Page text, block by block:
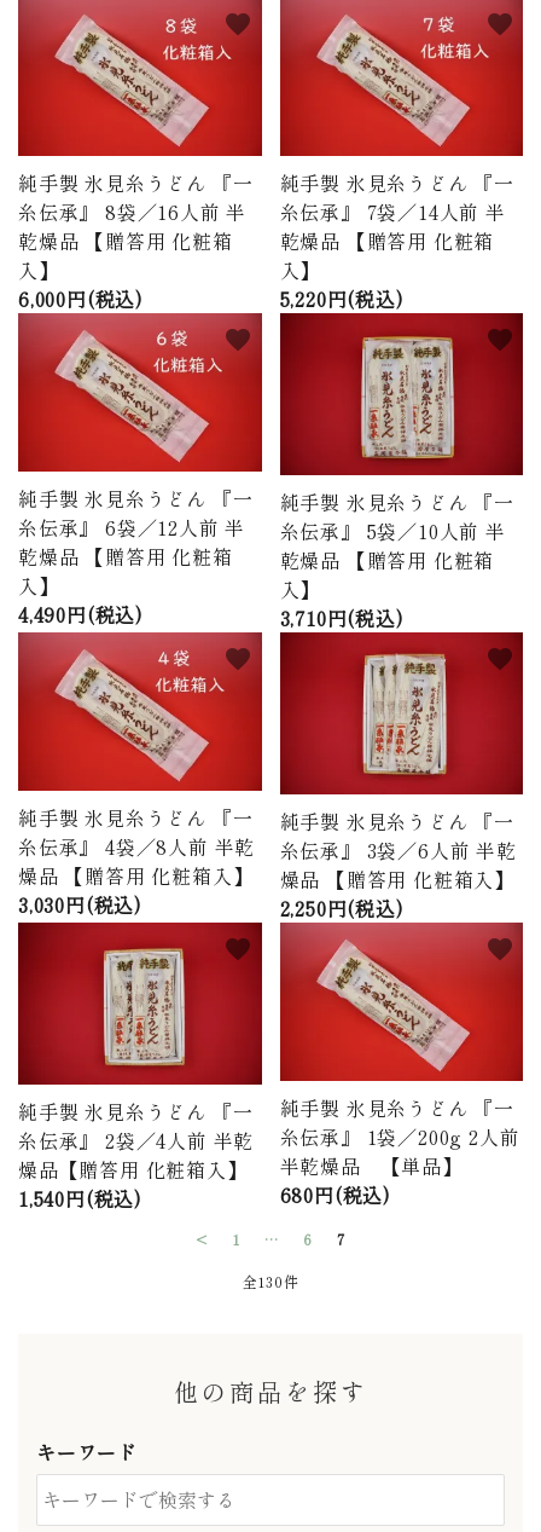
純手製 氷見糸うどん 『一
糸伝承』 8袋／16人前 半
乾燥品 【贈答用 化粧箱
入】
6,000円(税込)
favorite
純手製 氷見糸うどん 『一
糸伝承』 7袋／14人前 半
乾燥品 【贈答用 化粧箱
入】
5,220円(税込)
favorite
純手製 氷見糸うどん 『一
糸伝承』 6袋／12人前 半
乾燥品 【贈答用 化粧箱
入】
4,490円(税込)
favorite
純手製 氷見糸うどん 『一
糸伝承』 5袋／10人前 半
乾燥品 【贈答用 化粧箱
入】
3,710円(税込)
favorite
純手製 氷見糸うどん 『一
糸伝承』 4袋／8人前 半乾
燥品 【贈答用 化粧箱入】
3,030円(税込)
favorite
純手製 氷見糸うどん 『一
糸伝承』 3袋／6人前 半乾
燥品 【贈答用 化粧箱入】
2,250円(税込)
favorite
純手製 氷見糸うどん 『一
糸伝承』 2袋／4人前 半乾
燥品【贈答用 化粧箱入】
1,540円(税込)
favorite
純手製 氷見糸うどん 『一
糸伝承』 1袋／200g 2人前
半乾燥品 【単品】
680円(税込)
favorite
< 1 … 6 7
全130件
他の商品を探す
キーワード